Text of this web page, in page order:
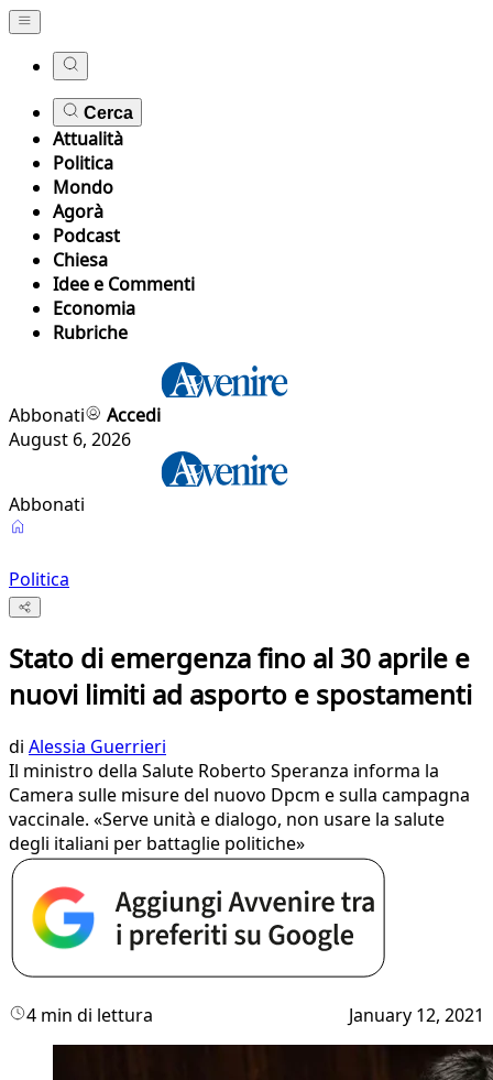
Cerca
Attualità
Politica
Mondo
Agorà
Podcast
Chiesa
Idee e Commenti
Economia
Rubriche
Abbonati
Accedi
August 6, 2026
Abbonati
Politica
Stato di emergenza fino al 30 aprile e
nuovi limiti ad asporto e spostamenti
di Alessia Guerrieri
Il ministro della Salute Roberto Speranza informa la
Camera sulle misure del nuovo Dpcm e sulla campagna
vaccinale. «Serve unità e dialogo, non usare la salute
degli italiani per battaglie politiche»
4 min di lettura January 12, 2021